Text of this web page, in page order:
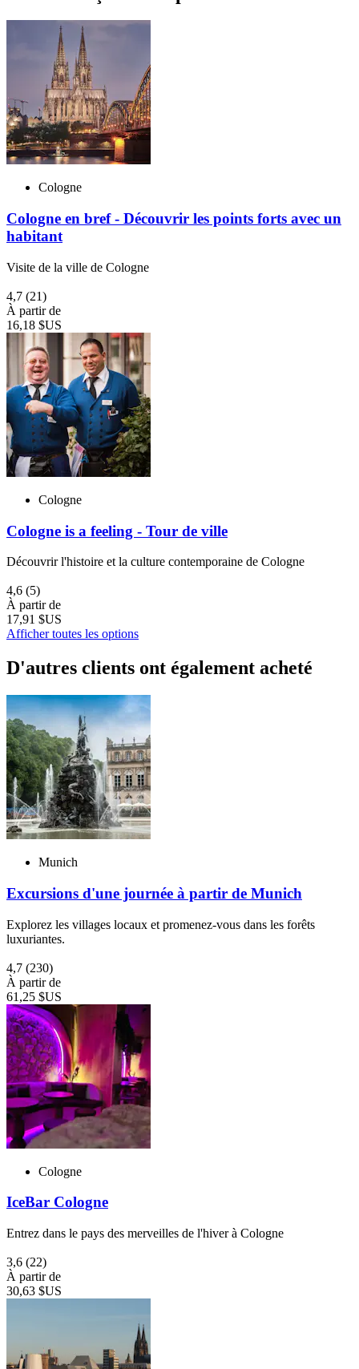
Cologne
Cologne en bref - Découvrir les points forts avec un
habitant
Visite de la ville de Cologne
4,7 (21)
À partir de
16,18 $US
Cologne
Cologne is a feeling - Tour de ville
Découvrir l'histoire et la culture contemporaine de Cologne
4,6 (5)
À partir de
17,91 $US
Afficher toutes les options
D'autres clients ont également acheté
Munich
Excursions d'une journée à partir de Munich
Explorez les villages locaux et promenez-vous dans les forêts
luxuriantes.
4,7 (230)
À partir de
61,25 $US
Cologne
IceBar Cologne
Entrez dans le pays des merveilles de l'hiver à Cologne
3,6 (22)
À partir de
30,63 $US